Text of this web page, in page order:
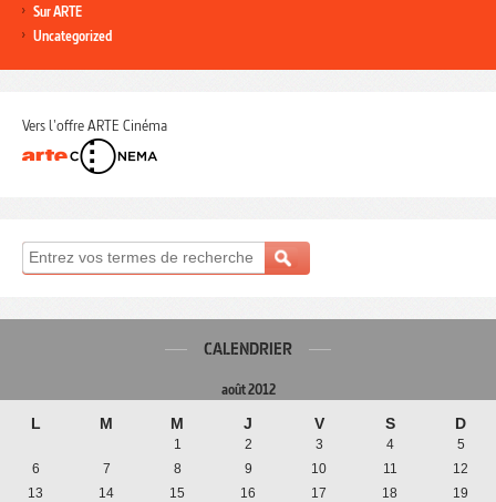
Sur ARTE
Uncategorized
Vers l'offre ARTE Cinéma
CALENDRIER
août 2012
L M M J V S D
1 2 3 4
5
6
7 8 9 10 11
12
13
14 15 16 17 18
19